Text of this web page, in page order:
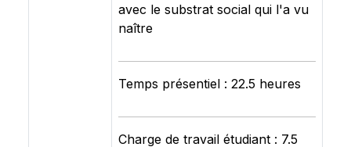
avec le substrat social qui l'a vu
naître
Temps présentiel : 22.5 heures
Charge de travail étudiant : 7.5